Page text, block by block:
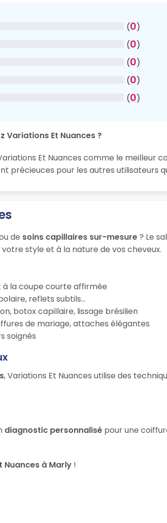
(0)
(0)
(0)
(0)
(0)
Et Nuances ?
Et Nuances comme le meilleur
précieuces pour les autres utilisateurs
de soins capillaires sur-mesure? Le
style et à la nature de vos cheveux.
à la coupe courte affirmée
reflets subtils…
botox capillaire, lissage brésilien
de mariage, attaches élégantes
soignés
, Variations Et Nuances utilise des
diagnostic personnalisé pour une
Nuances à Marly !